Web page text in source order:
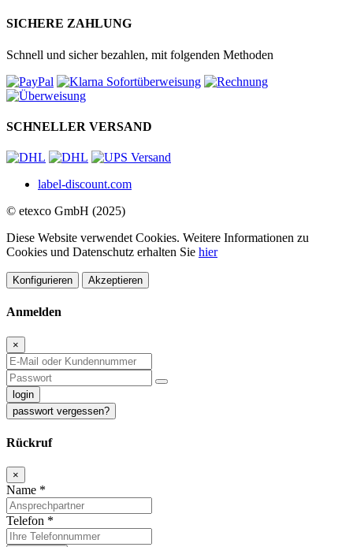
SICHERE ZAHLUNG
Schnell und sicher bezahlen, mit folgenden Methoden
SCHNELLER VERSAND
label-discount.com
© etexco GmbH (2025)
Diese Website verwendet Cookies. Weitere Informationen zu
Cookies und Datenschutz erhalten Sie hier
Konfigurieren Akzeptieren
Anmelden
×
login
passwort vergessen?
Rückruf
×
Name *
Telefon *